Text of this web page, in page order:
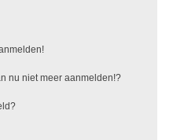
nu niet meer aanmelden!?